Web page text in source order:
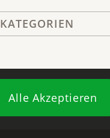
KATEGORIEN
Alle Akzeptieren